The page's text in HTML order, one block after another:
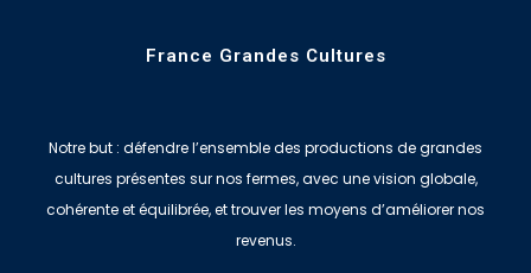
France Grandes Cultures
Notre but : défendre l’ensemble des productions de grandes
cultures présentes sur nos fermes, avec une vision globale,
cohérente et équilibrée, et trouver les moyens d’améliorer nos
revenus.